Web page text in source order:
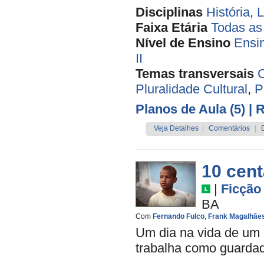
Disciplinas História,
Faixa Etária Todas
Nível de Ensino
II
Temas transversais
Pluralidade Cultural,
Planos de Aula (5) |
Veja Detalhes Comentários
10
| Ficção
BA
Com Fernando Fulco, Frank
Um dia na vida de
trabalha como